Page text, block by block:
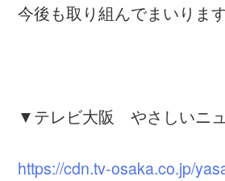
今後も取り組んでまいります
▼テレビ大阪 やさしいニ
https://cdn.tv-osaka.co.jp/